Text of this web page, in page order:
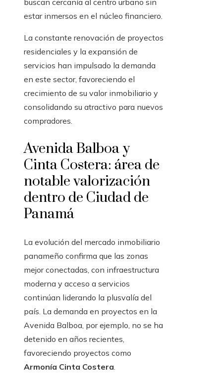
buscan cercanía al centro urbano sin
estar inmersos en el núcleo financiero.
La constante renovación de proyectos
residenciales y la expansión de
servicios han impulsado la demanda
en este sector, favoreciendo el
crecimiento de su valor inmobiliario y
consolidando su atractivo para nuevos
compradores.
Avenida Balboa y
Cinta Costera: área de
notable valorización
dentro de Ciudad de
Panamá
La evolución del mercado inmobiliario
panameño confirma que las zonas
mejor conectadas, con infraestructura
moderna y acceso a servicios
continúan liderando la plusvalía del
país. La demanda en proyectos en la
Avenida Balboa, por ejemplo, no se ha
detenido en años recientes,
favoreciendo proyectos como
Armonía Cinta Costera.